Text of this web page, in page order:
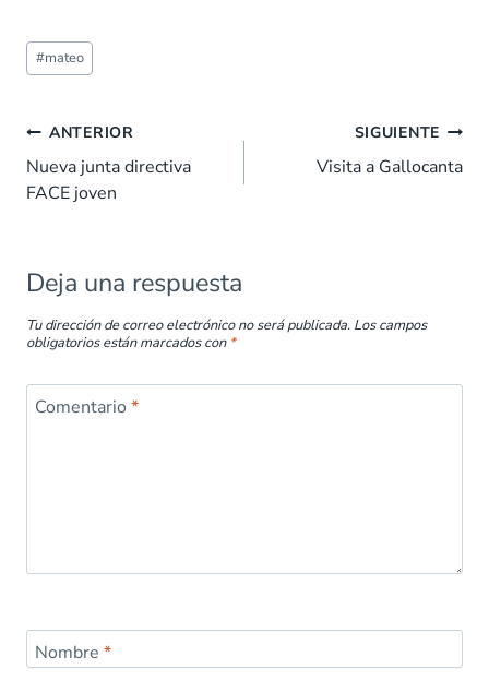
e
b
o
o
k
A
p
p
n
ar
tir
#mateo
ANTERIOR
Nueva junta directiva
FACE joven
SIGUIENTE
Visita a Gallocanta
Deja una respuesta
Tu dirección de correo electrónico no será publicada. Los campos
obligatorios están marcados con *
Comentario *
Nombre *